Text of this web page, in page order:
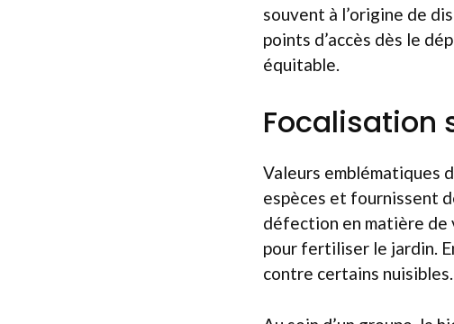
souvent à l’origine de
points d’accès dès le
équitable.
Focalisation
Valeurs emblématiques
espèces et fournissent
défection en matière de
pour fertiliser le jardin.
contre certains nuisibles.